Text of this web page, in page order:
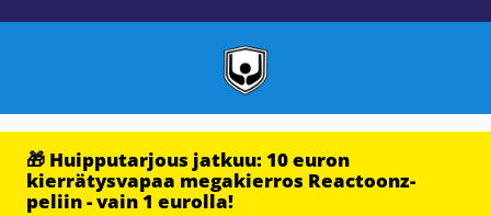
🎁 Huipputarjous jatkuu: 10 euron
kierrätysvapaa megakierros Reactoonz-
peliin - vain 1 eurolla!